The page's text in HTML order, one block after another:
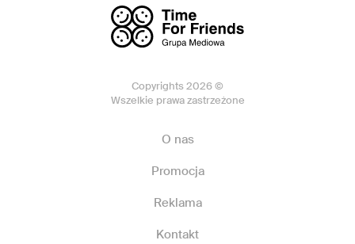
Copyrights 2026 ©
Wszelkie prawa zastrzeżone
O nas
Promocja
Reklama
Kontakt